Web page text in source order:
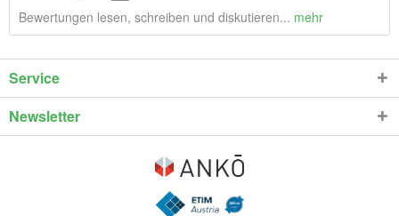
Bewertungen lesen, schreiben und diskutieren... mehr
Service
Newsletter